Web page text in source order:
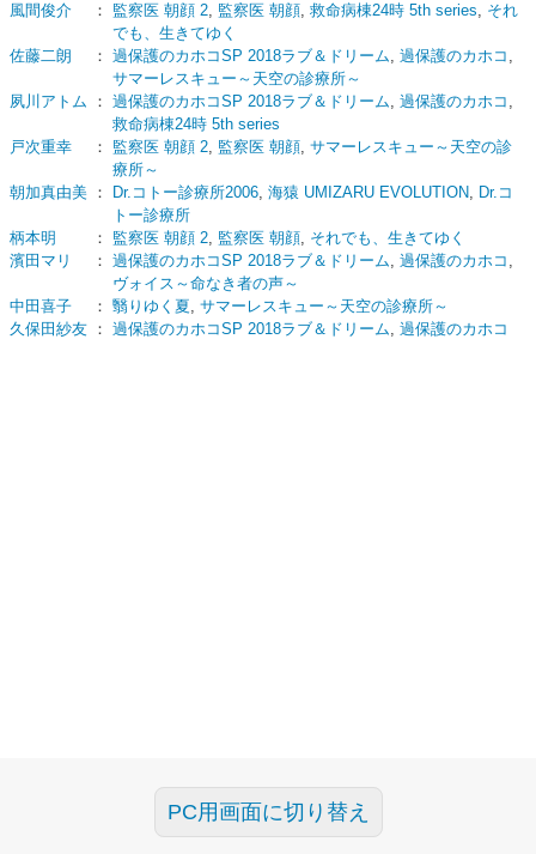
風間俊介
： 監察医 朝顔 2, 監察医 朝顔, 救命病棟24時 5th series, それ
でも、生きてゆく
佐藤二朗
： 過保護のカホコSP 2018ラブ＆ドリーム, 過保護のカホコ ,
サマーレスキュー～天空の診療所～
夙川アトム ： 過保護のカホコSP 2018ラブ＆ドリーム, 過保護のカホコ ,
救命病棟24時 5th series
戸次重幸
： 監察医 朝顔 2, 監察医 朝顔, サマーレスキュー～天空の診
療所～
朝加真由美 ： Dr.コトー診療所2006, 海猿 UMIZARU EVOLUTION, Dr.コ
トー診療所
柄本明
： 監察医 朝顔 2, 監察医 朝顔, それでも、生きてゆく
濱田マリ
： 過保護のカホコSP 2018ラブ＆ドリーム, 過保護のカホコ ,
ヴォイス～命なき者の声～
中田喜子
： 翳りゆく夏, サマーレスキュー～天空の診療所～
久保田紗友 ： 過保護のカホコSP 2018ラブ＆ドリーム, 過保護のカホコ
PC用画面に切り替え